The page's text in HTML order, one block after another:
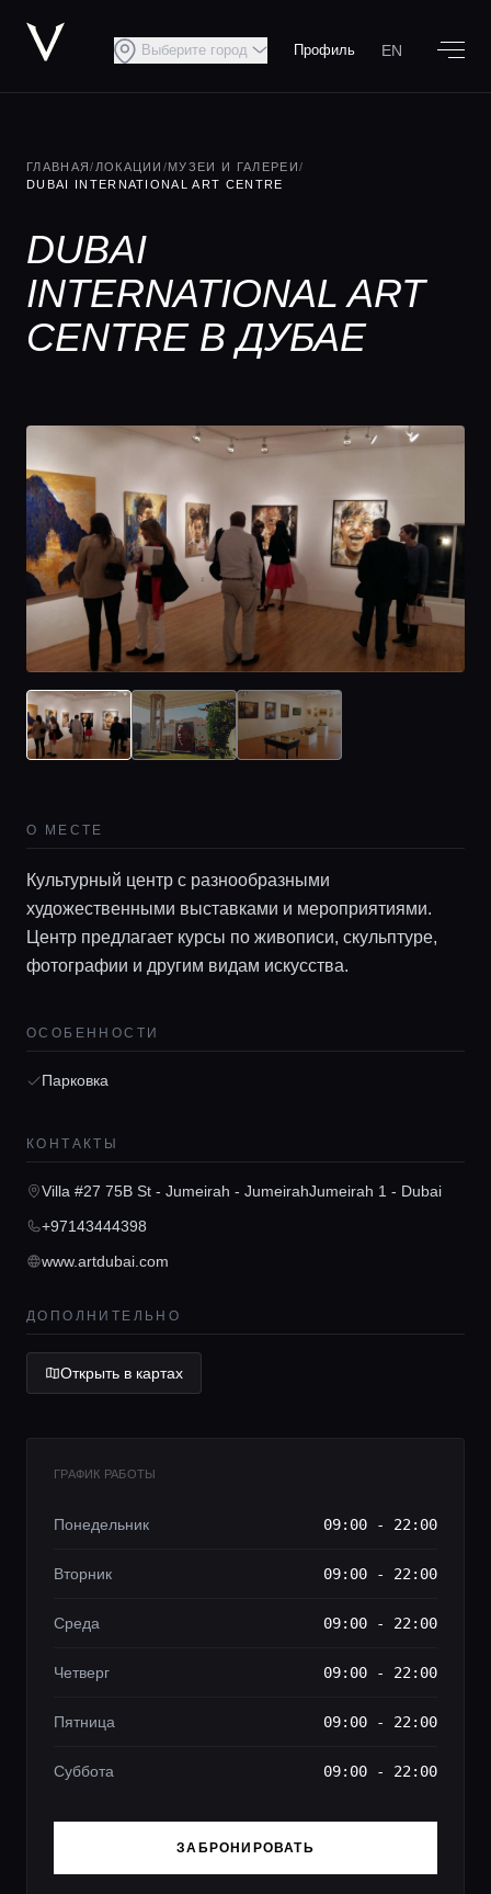
Главная
Локации
Гиды
Консьерж сервис
Lifestyle журнал
Выберите город Профиль EN
ГЛАВНАЯ/ ЛОКАЦИИ /МУЗЕИ И ГАЛЕРЕИ/
DUBAI INTERNATIONAL ART CENTRE
DUBAI
INTERNATIONAL ART
CENTRE В ДУБАЕ
О МЕСТЕ
Культурный центр с разнообразными
художественными выставками и мероприятиями.
Центр предлагает курсы по живописи, скульптуре,
фотографии и другим видам искусства.
ОСОБЕННОСТИ
Парковка
КОНТАКТЫ
Villa #27 75B St - Jumeirah - JumeirahJumeirah 1 - Dubai
+97143444398
www.artdubai.com
ДОПОЛНИТЕЛЬНО
Открыть в картах
ГРАФИК РАБОТЫ
Понедельник 09:00 - 22:00
Вторник 09:00 - 22:00
Среда 09:00 - 22:00
Четверг 09:00 - 22:00
Пятница 09:00 - 22:00
Суббота 09:00 - 22:00
ЗАБРОНИРОВАТЬ